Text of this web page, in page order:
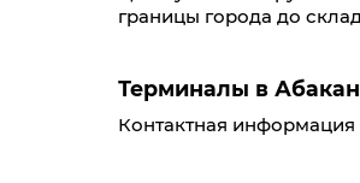
границы города до
Терминалы в
Контактная